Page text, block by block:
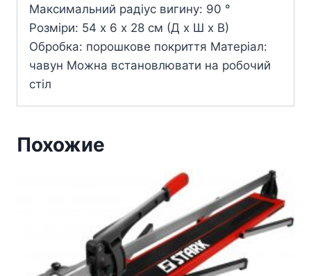
Максимальний радіус вигину: 90 °
Розміри: 54 х 6 х 28 см (Д х Ш х В)
Обробка: порошкове покриття Матеріал:
чавун Можна встановлювати на робочий
стіл
Похожие